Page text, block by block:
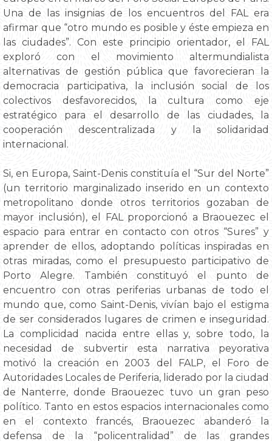
Una de las insignias de los encuentros del FAL era
afirmar que “otro mundo es posible y éste empieza en
las ciudades”. Con este principio orientador, el FAL
exploró con el movimiento altermundialista
alternativas de gestión pública que favorecieran la
democracia participativa, la inclusión social de los
colectivos desfavorecidos, la cultura como eje
estratégico para el desarrollo de las ciudades, la
cooperación descentralizada y la solidaridad
internacional.
Si, en Europa, Saint-Denis constituía el “Sur del Norte”
(un territorio marginalizado inserido en un contexto
metropolitano donde otros territorios gozaban de
mayor inclusión), el FAL proporcionó a Braouezec el
espacio para entrar en contacto con otros “Sures” y
aprender de ellos, adoptando políticas inspiradas en
otras miradas, como el presupuesto participativo de
Porto Alegre. También constituyó el punto de
encuentro con otras periferias urbanas de todo el
mundo que, como Saint-Denis, vivían bajo el estigma
de ser considerados lugares de crimen e inseguridad.
La complicidad nacida entre ellas y, sobre todo, la
necesidad de subvertir esta narrativa peyorativa
motivó la creación en 2003 del FALP, el Foro de
Autoridades Locales de Periferia, liderado por la ciudad
de Nanterre, donde Braouezec tuvo un gran peso
político. Tanto en estos espacios internacionales como
en el contexto francés, Braouezec abanderó la
defensa de la “policentralidad” de las grandes